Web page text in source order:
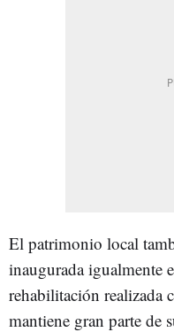
El patrimonio local
inaugurada igualmente
rehabilitación realizada
mantiene gran parte de